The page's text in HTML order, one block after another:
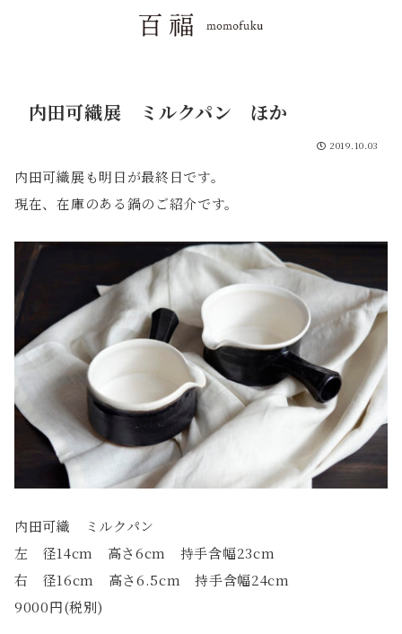
内田可織展 ミルクパン ほか
2019.10.03
内田可織展も明日が最終日です。
現在、在庫のある鍋のご紹介です。
内田可織 ミルクパン
左 径14cm 高さ6cm 持手含幅23cm
右 径16cm 高さ6.5cm 持手含幅24cm
9000円(税別)